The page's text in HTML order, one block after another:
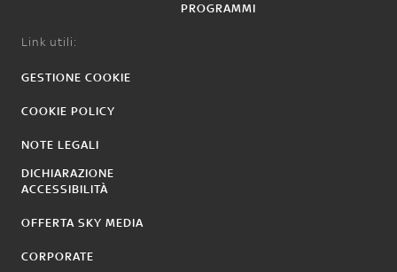
PROGRAMMI
Link utili:
GESTIONE COOKIE
COOKIE POLICY
NOTE LEGALI
DICHIARAZIONE
ACCESSIBILITÀ
OFFERTA SKY MEDIA
CORPORATE